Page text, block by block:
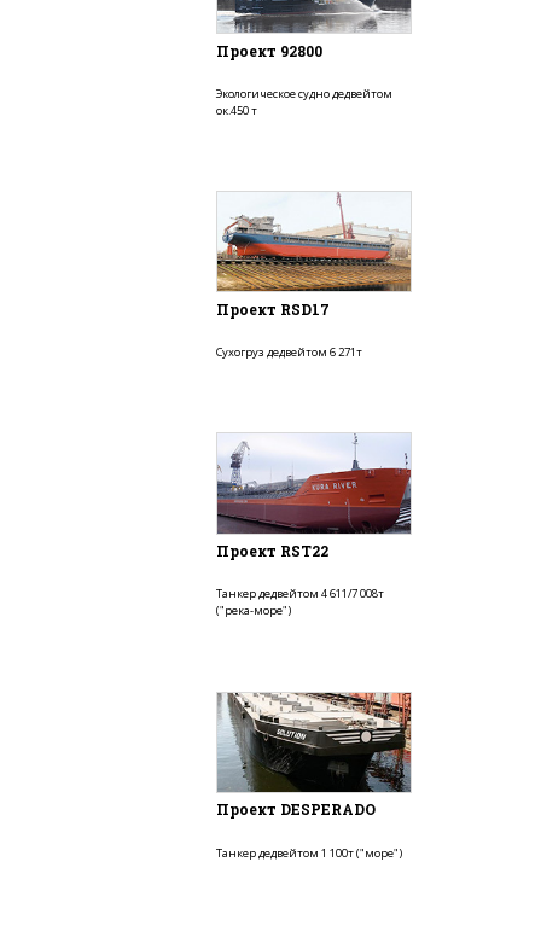
Проект 92800
Экологическое судно дедвейтом
ок.450 т
Проект RSD17
Сухогруз дедвейтом 6 271т
Проект RST22
Танкер дедвейтом 4 611/7 008т
("река-море")
Проект DESPERADO
Танкер дедвейтом 1 100т ("море")